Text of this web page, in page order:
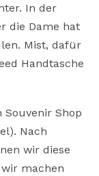
In der
die Dame hat
Mist, dafür
Handtasche
Souvenir Shop
Nach
wir diese
machen